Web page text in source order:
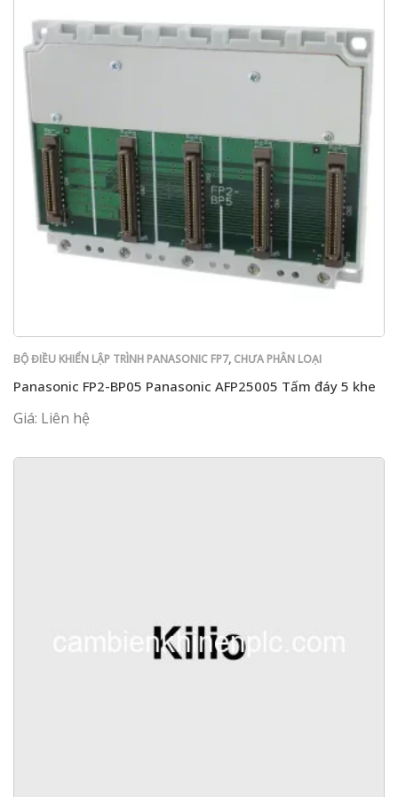
BỘ ĐIỀU KHIỂN LẬP TRÌNH PANASONIC FP7, CHƯA PHÂN LOẠI
Panasonic FP2-BP05 Panasonic AFP25005 Tấm đáy 5 khe
Giá: Liên hệ